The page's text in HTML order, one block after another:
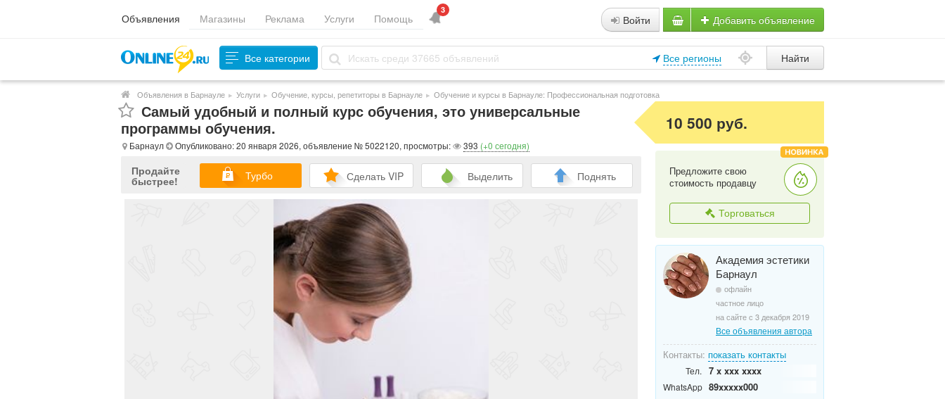
Объявления Магазины Реклама Услуги Помощь
3
Войти Добавить объявление
Все категории Все регионы Найти
Объявления в Барнауле ▸ Услуги ▸ Обучение, курсы, репетиторы в Барнауле ▸ Обучение и курсы в Барнауле: Профессиональная подготовка
Самый удобный и полный курс обучения, это универсальные
программы обучения.
Барнаул Опубликовано: 20 января 2026, объявление № 5022120, просмотры: 393 (+0 сегодня)
Продайте
быстрее! Турбо Сделать VIP Выделить Поднять
10 500 руб.
Предложите свою
стоимость продавцу
Торговаться
Академия эстетики
Барнаул
офлайн
частное лицо
на сайте с 3 декабря 2019
Все объявления автора
Контакты: показать контакты
Тел. 7 x xxx xxxx
WhatsApp 89xxxxx000